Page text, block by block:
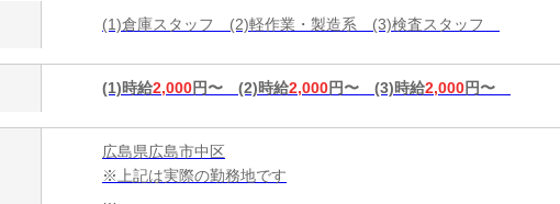
(1)倉庫スタッフ (2)軽作業・製造系 (3)検査スタッフ
(1)時給2,000円〜 (2)時給2,000円〜 (3)時給2,000円〜
広島県広島市中区
※上記は実際の勤務地です